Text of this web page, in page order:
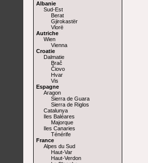
Albanie
Sud-Est
Berat
Gjirokastër
Vlorë
Autriche
Wien
Vienna
Croatie
Dalmatie
Brač
Čiovo
Hvar
Vis
Espagne
Aragon
Sierra de Guara
Sierra de Riglos
Catalunya
Iles Baléares
Majorque
Iles Canaries
Ténérife
France
Alpes du Sud
Haut-Var
Haut-Verdon